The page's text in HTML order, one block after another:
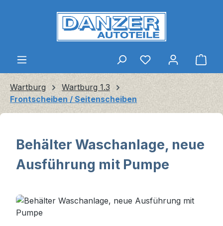
Zum Hauptinhalt springen
Wartburg
Wartburg 1.3
Frontscheiben / Seitenscheiben
Behälter Waschanlage, neue
Ausführung mit Pumpe
Bildergalerie überspringen